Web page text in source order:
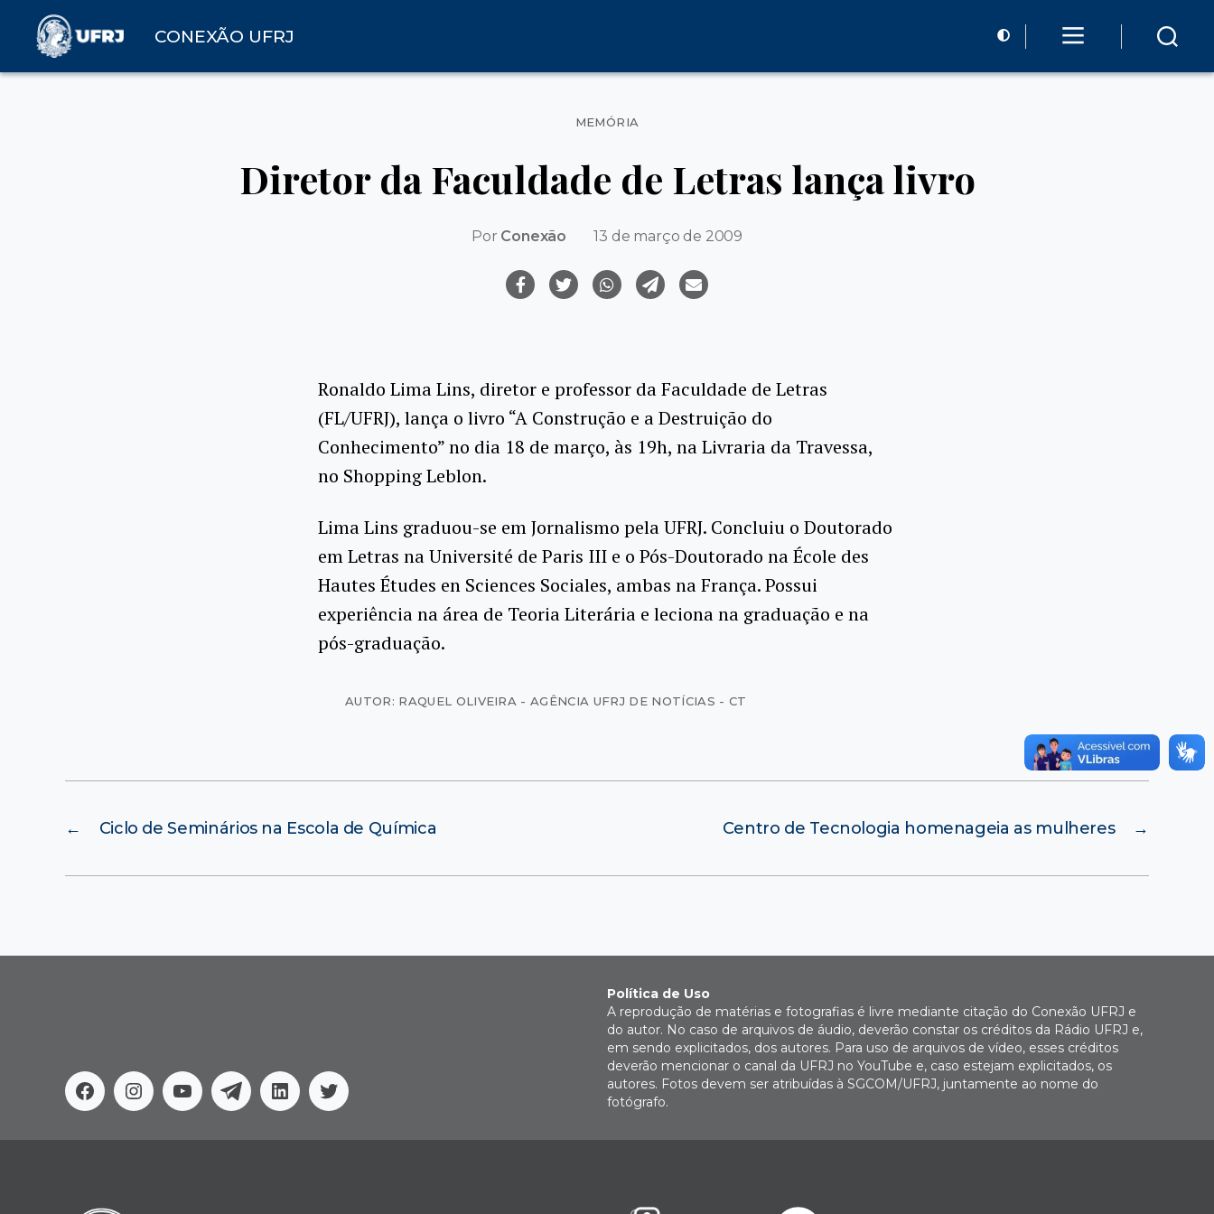
CONEXÃO UFRJ
Categorias
MEMÓRIA
Diretor da Faculdade de Letras lança livro
Por Conexão 13 de março de 2009
Ronaldo Lima Lins, diretor e professor da Faculdade de Letras
(FL/UFRJ), lança o livro “A Construção e a Destruição do
Conhecimento” no dia 18 de março, às 19h, na Livraria da Travessa,
no Shopping Leblon.
Lima Lins graduou-se em Jornalismo pela UFRJ. Concluiu o Doutorado
em Letras na Université de Paris III e o Pós-Doutorado na École des
Hautes Études en Sciences Sociales, ambas na França. Possui
experiência na área de Teoria Literária e leciona na graduação e na
pós-graduação.
AUTOR: RAQUEL OLIVEIRA - AGÊNCIA UFRJ DE NOTÍCIAS - CT
← Ciclo de Seminários na Escola de Química →
Centro de Tecnologia homenageia as mulheres
FacebookInstagram
YoutubeTelegramLinkedinTwitter
Política de Uso
A reprodução de matérias e fotografias é livre mediante citação do Conexão UFRJ e
do autor. No caso de arquivos de áudio, deverão constar os créditos da Rádio UFRJ e,
em sendo explicitados, dos autores. Para uso de arquivos de vídeo, esses créditos
deverão mencionar o canal da UFRJ no YouTube e, caso estejam explicitados, os
autores. Fotos devem ser atribuídas à SGCOM/UFRJ, juntamente ao nome do
fotógrafo.